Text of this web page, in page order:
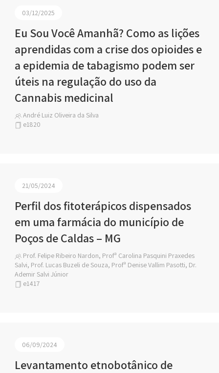
03/12/2025
Eu Sou Você Amanhã? Como as lições
aprendidas com a crise dos opioides e
a epidemia de tabagismo podem ser
úteis na regulação do uso da
Cannabis medicinal
André Luiz Oliveira da Silva
e1820
21/05/2024
Perfil dos fitoterápicos dispensados
em uma farmácia do município de
Poços de Caldas – MG
Prof. Felipe Ribeiro Nardon, Profª Carolina Pasquini Praxedes
Salvi, Prof. Lucas Buzeli de Souza, Profª Denise Vallim Pasotti, Dr.
Ademir Salvi Júnior
e1417
06/09/2024
Levantamento etnobotânico de